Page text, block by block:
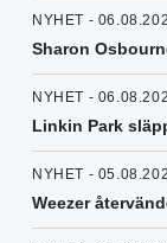
NYHET -
Sharon
NYHET -
Linkin Park
NYHET -
Weezer